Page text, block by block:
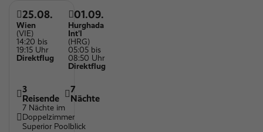
25.08.
Wien
(VIE)
14:20 bis
19:15 Uhr
Direktflug
01.09.
Hurghada
Int'l
(HRG)
05:05 bis
08:50 Uhr
Direktflug
3
Reisende
7
Nächte
7 Nächte im
Doppelzimmer
Superior Poolblick